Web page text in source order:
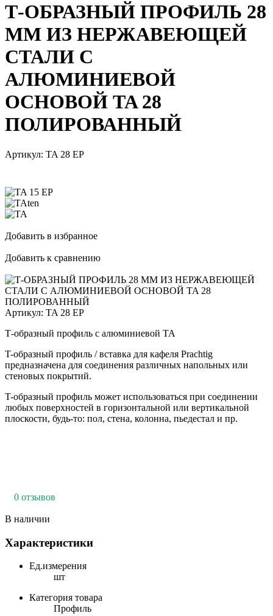
Т-ОБРАЗНЫЙ ПРОФИЛЬ 28
ММ ИЗ НЕРЖАВЕЮЩЕЙ
СТАЛИ С
АЛЮМИНИЕВОЙ
ОСНОВОЙ TA 28
ПОЛИРОВАННЫЙ
Артикул: TA 28 EP
Добавить в избранное
Добавить к сравнению
Артикул: TA 28 EP
Т-образный профиль с алюминиевой TA
T-образный профиль / вставка для кафеля Prachtig
предназначена для соединения различных напольных или
стеновых покрытий.
T-образный профиль может использоваться при соединении
любых поверхностей в горизонтальной или вертикальной
плоскости, будь-то: пол, стена, колонна, пьедестал и пр.
0 отзывов
В наличии
Характеристики
Ед.измерения
шт
Категория товара
Профиль